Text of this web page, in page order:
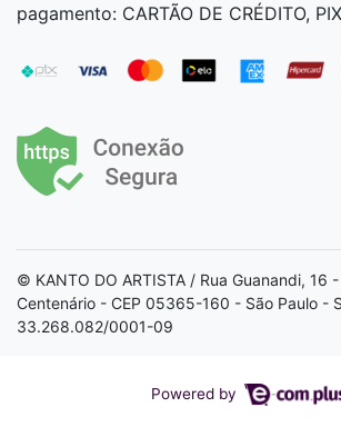
pagamento: CARTÃO DE CRÉDITO,
© KANTO DO ARTISTA / Rua Guanandi, 16
Centenário - CEP 05365-160 - São Paulo -
33.268.082/0001-09
Powered by